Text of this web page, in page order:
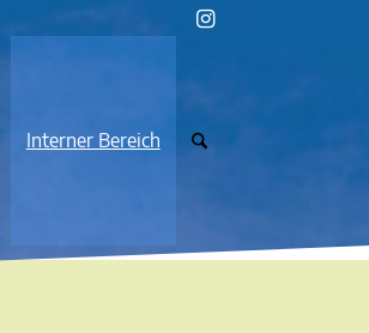
Interner Bereich